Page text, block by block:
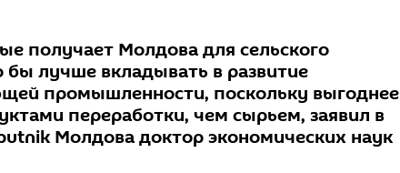
получает Молдова для сельского
бы лучше вкладывать в развитие
промышленности, поскольку выгоднее
переработки, чем сырьем, заявил в
Молдова доктор экономических наук